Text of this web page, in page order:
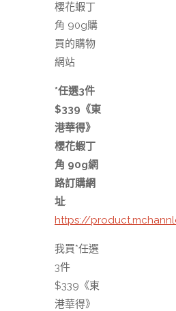
櫻花蝦丁
角 90g購
買的購物
網站
*任選3件
$339《東
港華得》
櫻花蝦丁
角 90g網
路訂購網
址:
https://
我買*任選
3件
$339《東
港華得》